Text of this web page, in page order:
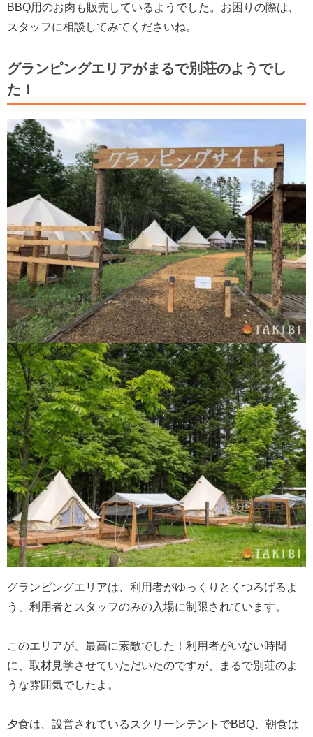
BBQ用のお肉も販売しているようでした。お困りの際は、
スタッフに相談してみてくださいね。
グランピングエリアがまるで別荘のようでし
た！
グランピングエリアは、利用者がゆっくりとくつろげるよ
う、利用者とスタッフのみの入場に制限されています。
このエリアが、最高に素敵でした！利用者がいない時間
に、取材見学させていただいたのですが、まるで別荘のよ
うな雰囲気でしたよ。
夕食は、設営されているスクリーンテントでBBQ、朝食は